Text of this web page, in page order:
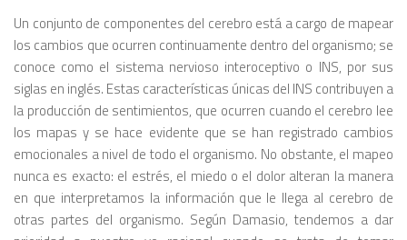
Un conjunto de componentes del cerebro está a cargo de mapear
los cambios que ocurren continuamente dentro del organismo; se
conoce como el sistema nervioso interoceptivo o INS, por sus
siglas en inglés. Estas características únicas del INS contribuyen a
la producción de sentimientos, que ocurren cuando el cerebro lee
los mapas y se hace evidente que se han registrado cambios
emocionales a nivel de todo el organismo. No obstante, el mapeo
nunca es exacto: el estrés, el miedo o el dolor alteran la manera
en que interpretamos la información que le llega al cerebro de
otras partes del organismo. Según Damasio, tendemos a dar